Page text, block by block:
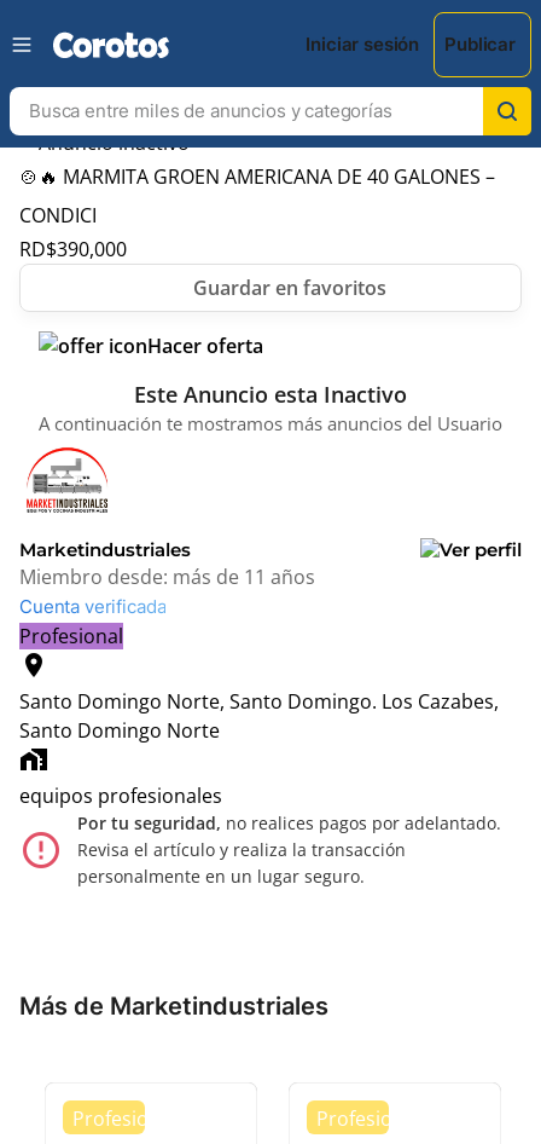
Iniciar sesión Publicar
🍲🔥 MARMITA GROEN AMERICANA DE 40 GALONES –
CONDICI
RD$390,000
Hacer oferta
Este Anuncio esta Inactivo
A continuación te mostramos más anuncios del Usuario
Marketindustriales
Miembro desde: más de 11 años
Cuenta verificada
Profesional
location_on
Santo Domingo Norte, Santo Domingo. Los Cazabes,
Santo Domingo Norte
home_work
equipos profesionales
error_outline
Por tu seguridad, no realices pagos por adelantado.
Revisa el artículo y realiza la transacción
personalmente en un lugar seguro.
Más de Marketindustriales